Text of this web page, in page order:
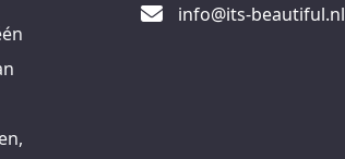
info@its-beautiful.nl